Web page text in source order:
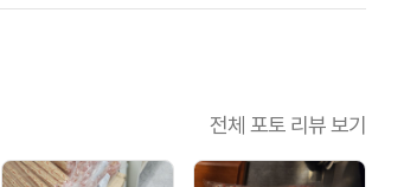
전체 포토 리뷰 보기